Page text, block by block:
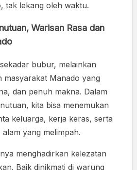
tak lekang oleh waktu.
Warisan Rasa dan
bubur, melainkan
masyarakat Manado yang
dan penuh makna. Dalam
kita bisa menemukan
keluarga, kerja keras, serta
yang melimpah.
menghadirkan kelezatan
Baik dinikmati di warung